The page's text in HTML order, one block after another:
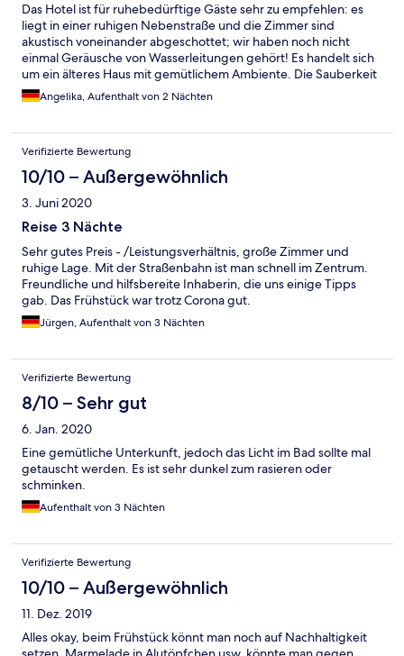
Das Hotel ist für ruhebedürftige Gäste sehr zu empfehlen: es
liegt in einer ruhigen Nebenstraße und die Zimmer sind
akustisch voneinander abgeschottet; wir haben noch nicht
einmal Geräusche von Wasserleitungen gehört! Es handelt sich
um ein älteres Haus mit gemütlichem Ambiente. Die Sauberkeit
ist völlig o.k., das Frühstück gut, der Service hervorragend. Mit
der Tram (2 verschiedene Haltestellen fußläufig zu erreichen) ist
nehmen.
Angelika, Aufenthalt von 2 Nächten
Verifizierte Bewertung
10/10 – Außergewöhnlich
3. Juni 2020
Reise 3 Nächte
Sehr gutes Preis - /Leistungsverhältnis, große Zimmer und
ruhige Lage. Mit der Straßenbahn ist man schnell im Zentrum.
Freundliche und hilfsbereite Inhaberin, die uns einige Tipps
gab. Das Frühstück war trotz Corona gut.
Jürgen, Aufenthalt von 3 Nächten
Verifizierte Bewertung
8/10 – Sehr gut
6. Jan. 2020
Eine gemütliche Unterkunft, jedoch das Licht im Bad sollte mal
getauscht werden. Es ist sehr dunkel zum rasieren oder
schminken.
Aufenthalt von 3 Nächten
Verifizierte Bewertung
10/10 – Außergewöhnlich
11. Dez. 2019
Alles okay, beim Frühstück könnt man noch auf Nachhaltigkeit